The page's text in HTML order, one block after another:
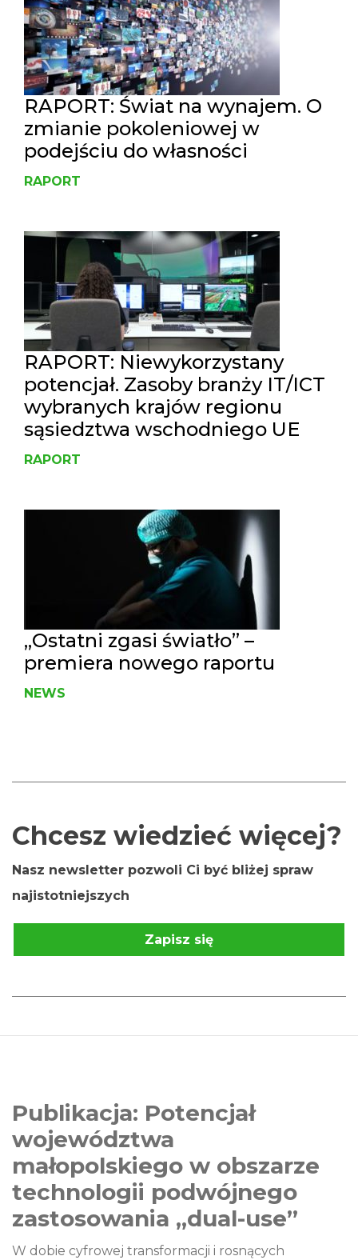
RAPORT: Świat na wynajem. O
zmianie pokoleniowej w
podejściu do własności
RAPORT
RAPORT: Niewykorzystany
potencjał. Zasoby branży IT/ICT
wybranych krajów regionu
sąsiedztwa wschodniego UE
RAPORT
„Ostatni zgasi światło” –
premiera nowego raportu
NEWS
Chcesz wiedzieć więcej?
Nasz newsletter pozwoli Ci być bliżej spraw
najistotniejszych
Zapisz się
Publikacja: Potencjał
województwa
małopolskiego w obszarze
technologii podwójnego
zastosowania „dual-use”
W dobie cyfrowej transformacji i rosnących